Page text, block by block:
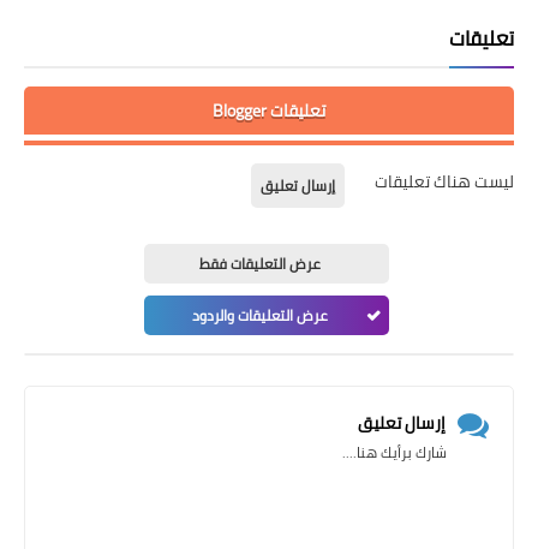
تعليقات
تعليقات Blogger
ليست هناك تعليقات إرسال تعليق
عرض التعليقات فقط
عرض التعليقات والردود
إرسال تعليق
شارك برأيك هنا....